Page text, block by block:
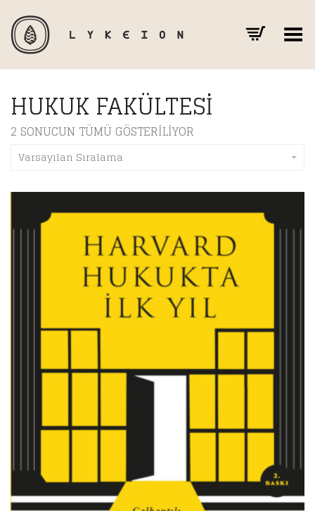
Toggle Menu
HUKUK FAKÜLTESI
2 SONUCUN TÜMÜ GÖSTERILIYOR
Varsayılan Sıralama